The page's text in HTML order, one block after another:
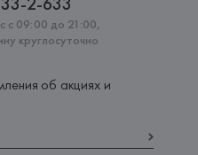
с 09:00 до 21:00,
круглосуточно
об акциях и